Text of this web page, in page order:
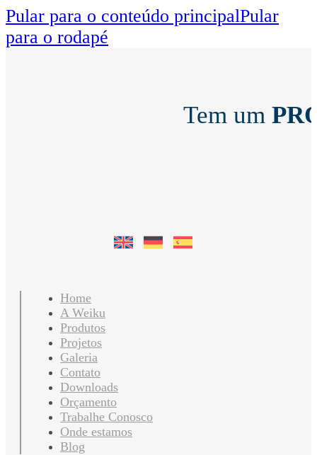
Pular para o conteúdo principalPular
para o rodapé
Tem um
Home
A Weiku
Produtos
Projetos
Galeria
Contato
Downloads
Orçamento
Trabalhe Conosco
Onde estamos
Blog